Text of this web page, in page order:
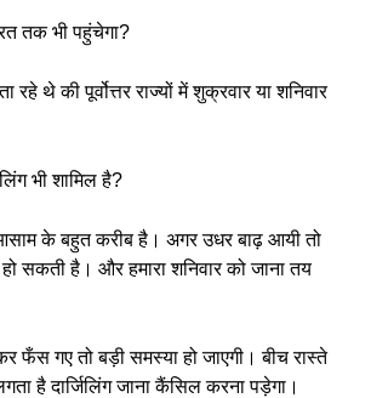
तक भी पहुंचेगा?
रहे थे की पूर्वोत्तर राज्यों में शुक्रवार या शनिवार
भी शामिल है?
आसाम के बहुत करीब है। अगर उधर बाढ़ आयी तो
हो सकती है। और हमारा शनिवार को जाना तय
फँस गए तो बड़ी समस्या हो जाएगी। बीच रास्ते
है दार्जिलिंग जाना कैंसिल करना पड़ेगा।